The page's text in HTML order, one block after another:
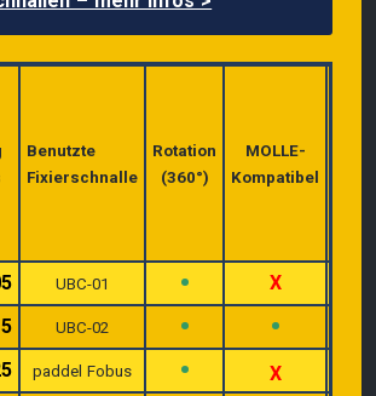
Benutzte
Fixierschnalle
Rotation
(360°)
MOLLE-
Kompatibel
UBC-01 • X
UBC-02 • •
paddel Fobus • X